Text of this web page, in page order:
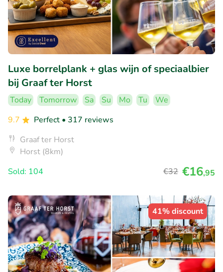
Luxe borrelplank + glas wijn of speciaalbier
bij Graaf ter Horst
Today Tomorrow Sa Su Mo Tu
We
9.7
Perfect • 317 reviews
Graaf ter Horst
Horst (8km)
Sold: 104
€32 €16,95
41% discount